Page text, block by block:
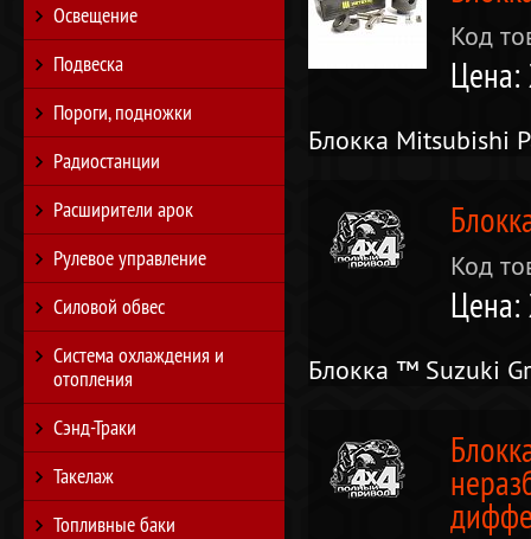
Код
Цена:
Блокка Mitsubishi
Код
Цена:
Блокка ™ Suzuki
Освещение
Подвеска
Пороги, подножки
Радиостанции
Расширители арок
Рулевое управление
Силовой обвес
Система охлаждения и
отопления
Сэнд-Траки
Такелаж
Топливные баки